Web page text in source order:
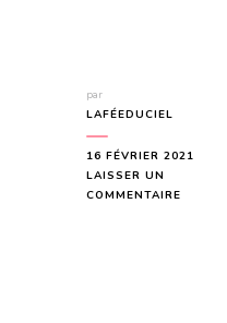
par
LAFÉEDUCIEL
16 FÉVRIER 2021
LAISSER UN
COMMENTAIRE